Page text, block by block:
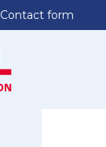
Contact form